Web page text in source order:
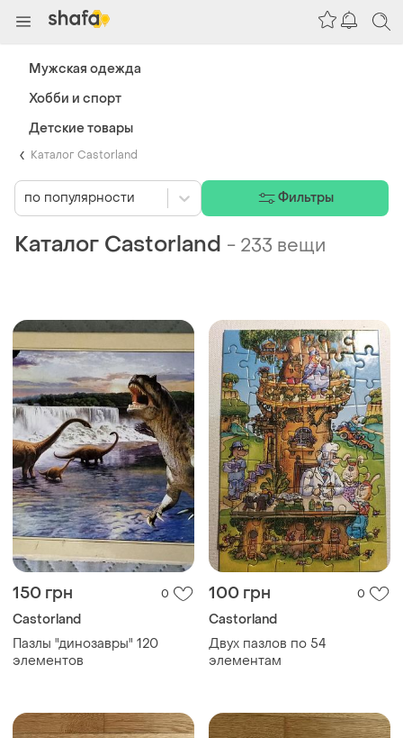
Каталог Castorland
Каталог Castorland - 233 вещи
150 грн 0
Castorland
Пазлы "динозавры" 120
элементов
100 грн 0
Castorland
Двух пазлов по 54
элементам
по популярности Фильтры
Мужская одежда
Хобби и спорт
Детские товары